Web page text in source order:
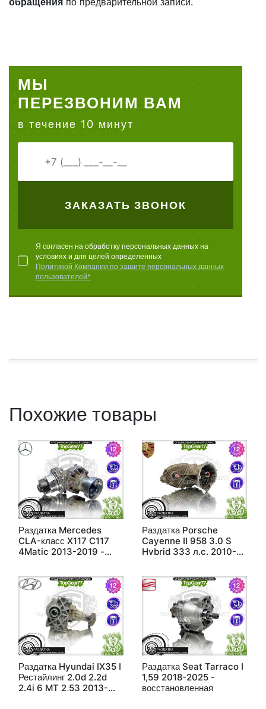
МЫ
ПЕРЕЗВОНИМ ВАМ
в течение 10 минут
ЗАКАЗАТЬ ЗВОНОК
Я согласен на обработку персональных данных на
условиях и для целей определенных
Политикой Компании по защите персональных данных
пользователей*
Похожие товары
Раздатка Mercedes
CLA-класс X117 C117
4Matic 2013-2019 -
Раздатка Porsche
Cayenne II 958 3.0 S
Hybrid 333 л.c. 2010-
Раздатка Hyundai IX35 I
Рестайлинг 2.0d 2.2d
2.4i 6 MT 2,53 2013-
Раздатка Seat Tarraco I
1,59 2018-2025 -
восстановленная